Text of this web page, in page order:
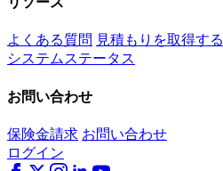
よくある質問 見積もりを取得する
システムステータス
お問い合わせ
保険金請求 お問い合わせ
ログイン